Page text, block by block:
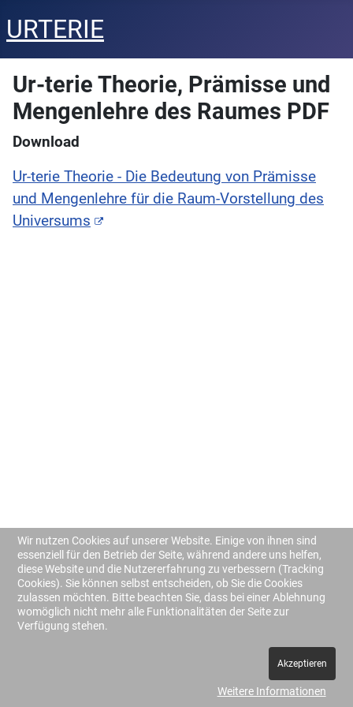
URTERIE
Ur-terie Theorie, Prämisse und
Mengenlehre des Raumes PDF
Download
Ur-terie Theorie - Die Bedeutung von Prämisse
und Mengenlehre für die Raum-Vorstellung des
Universums
Author Login
Wir nutzen Cookies auf unserer Website. Einige von ihnen sind
essenziell für den Betrieb der Seite, während andere uns helfen,
diese Website und die Nutzererfahrung zu verbessern (Tracking
Cookies). Sie können selbst entscheiden, ob Sie die Cookies
zulassen möchten. Bitte beachten Sie, dass bei einer Ablehnung
womöglich nicht mehr alle Funktionalitäten der Seite zur
Verfügung stehen.
Akzeptieren
Weitere Informationen